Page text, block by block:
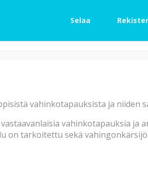
Selaa
*Asunnon kylpyhuoneen katosta
viikonloppuna, myös
vauriojälkiä. * Ensikäynnillä
yläpuolinen levytys vettyneeksi ja
keskellä, kylpyhuoneen
vahinkotapauksista ja niiden
vahinkotapauksia ja
on tarkoitettu sekä